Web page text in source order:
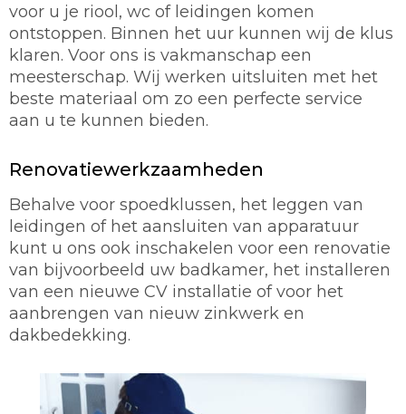
voor u je riool, wc of leidingen komen
ontstoppen. Binnen het uur kunnen wij de klus
klaren. Voor ons is vakmanschap een
meesterschap. Wij werken uitsluiten met het
beste materiaal om zo een perfecte service
aan u te kunnen bieden.
Renovatiewerkzaamheden
Behalve voor spoedklussen, het leggen van
leidingen of het aansluiten van apparatuur
kunt u ons ook inschakelen voor een renovatie
van bijvoorbeeld uw badkamer, het installeren
van een nieuwe CV installatie of voor het
aanbrengen van nieuw zinkwerk en
dakbedekking.